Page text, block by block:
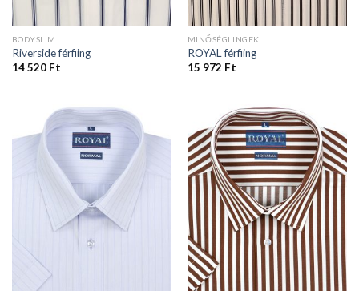
BODYSLIM
Riverside férfiing
14 520 Ft
MINŐSÉGI INGEK
ROYAL férfiing
15 972 Ft